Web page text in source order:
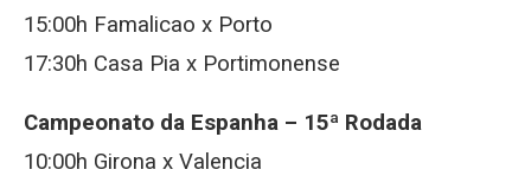
15:00h Famalicao x Porto
17:30h Casa Pia x Portimonense
Campeonato da Espanha – 15ª Rodada
10:00h Girona x Valencia